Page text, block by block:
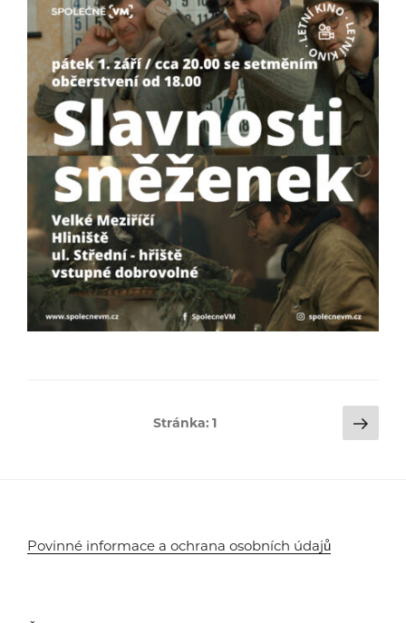
Stránka:1
Povinné informace a ochrana osobních údajů